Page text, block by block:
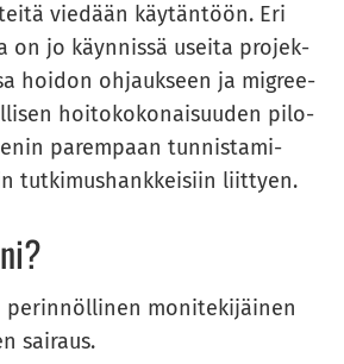
vie­dään käy­tän­töön. Eri
on jo käyn­nis­sä usei­ta pro­jek­
hoi­don oh­jauk­seen ja migree­
hoi­to­ko­ko­nai­suu­den pi­lo­
pa­rem­paan tun­nis­ta­mi­
tut­ki­mus­hank­kei­siin liit­tyen.
perinnöllinen monitekijäinen
sairaus.